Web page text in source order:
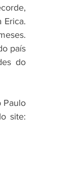
Erica.
país
do
Paulo